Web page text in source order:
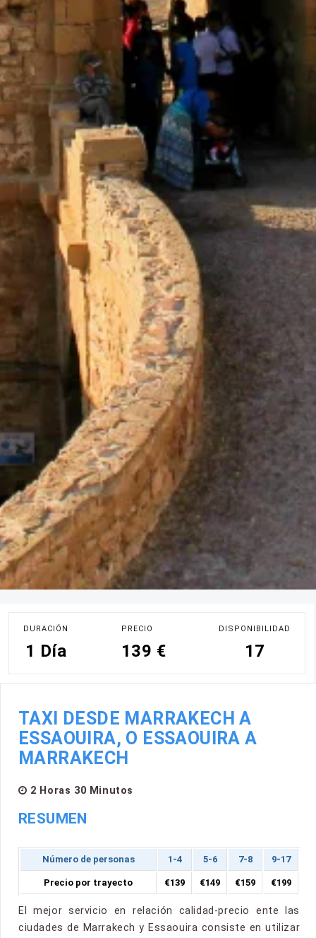
DURACIÓN
1 Día
PRECIO
139 €
DISPONIBILIDAD
17
TAXI DESDE MARRAKECH A
ESSAOUIRA, O ESSAOUIRA A
MARRAKECH
2 Horas 30 Minutos
RESUMEN
Número de personas 1-4 5-6 7-8 9-17
Precio por trayecto €139 €149 €159 €199
El mejor servicio en relación calidad-precio ente las
ciudades de Marrakech y Essaouira consiste en utilizar